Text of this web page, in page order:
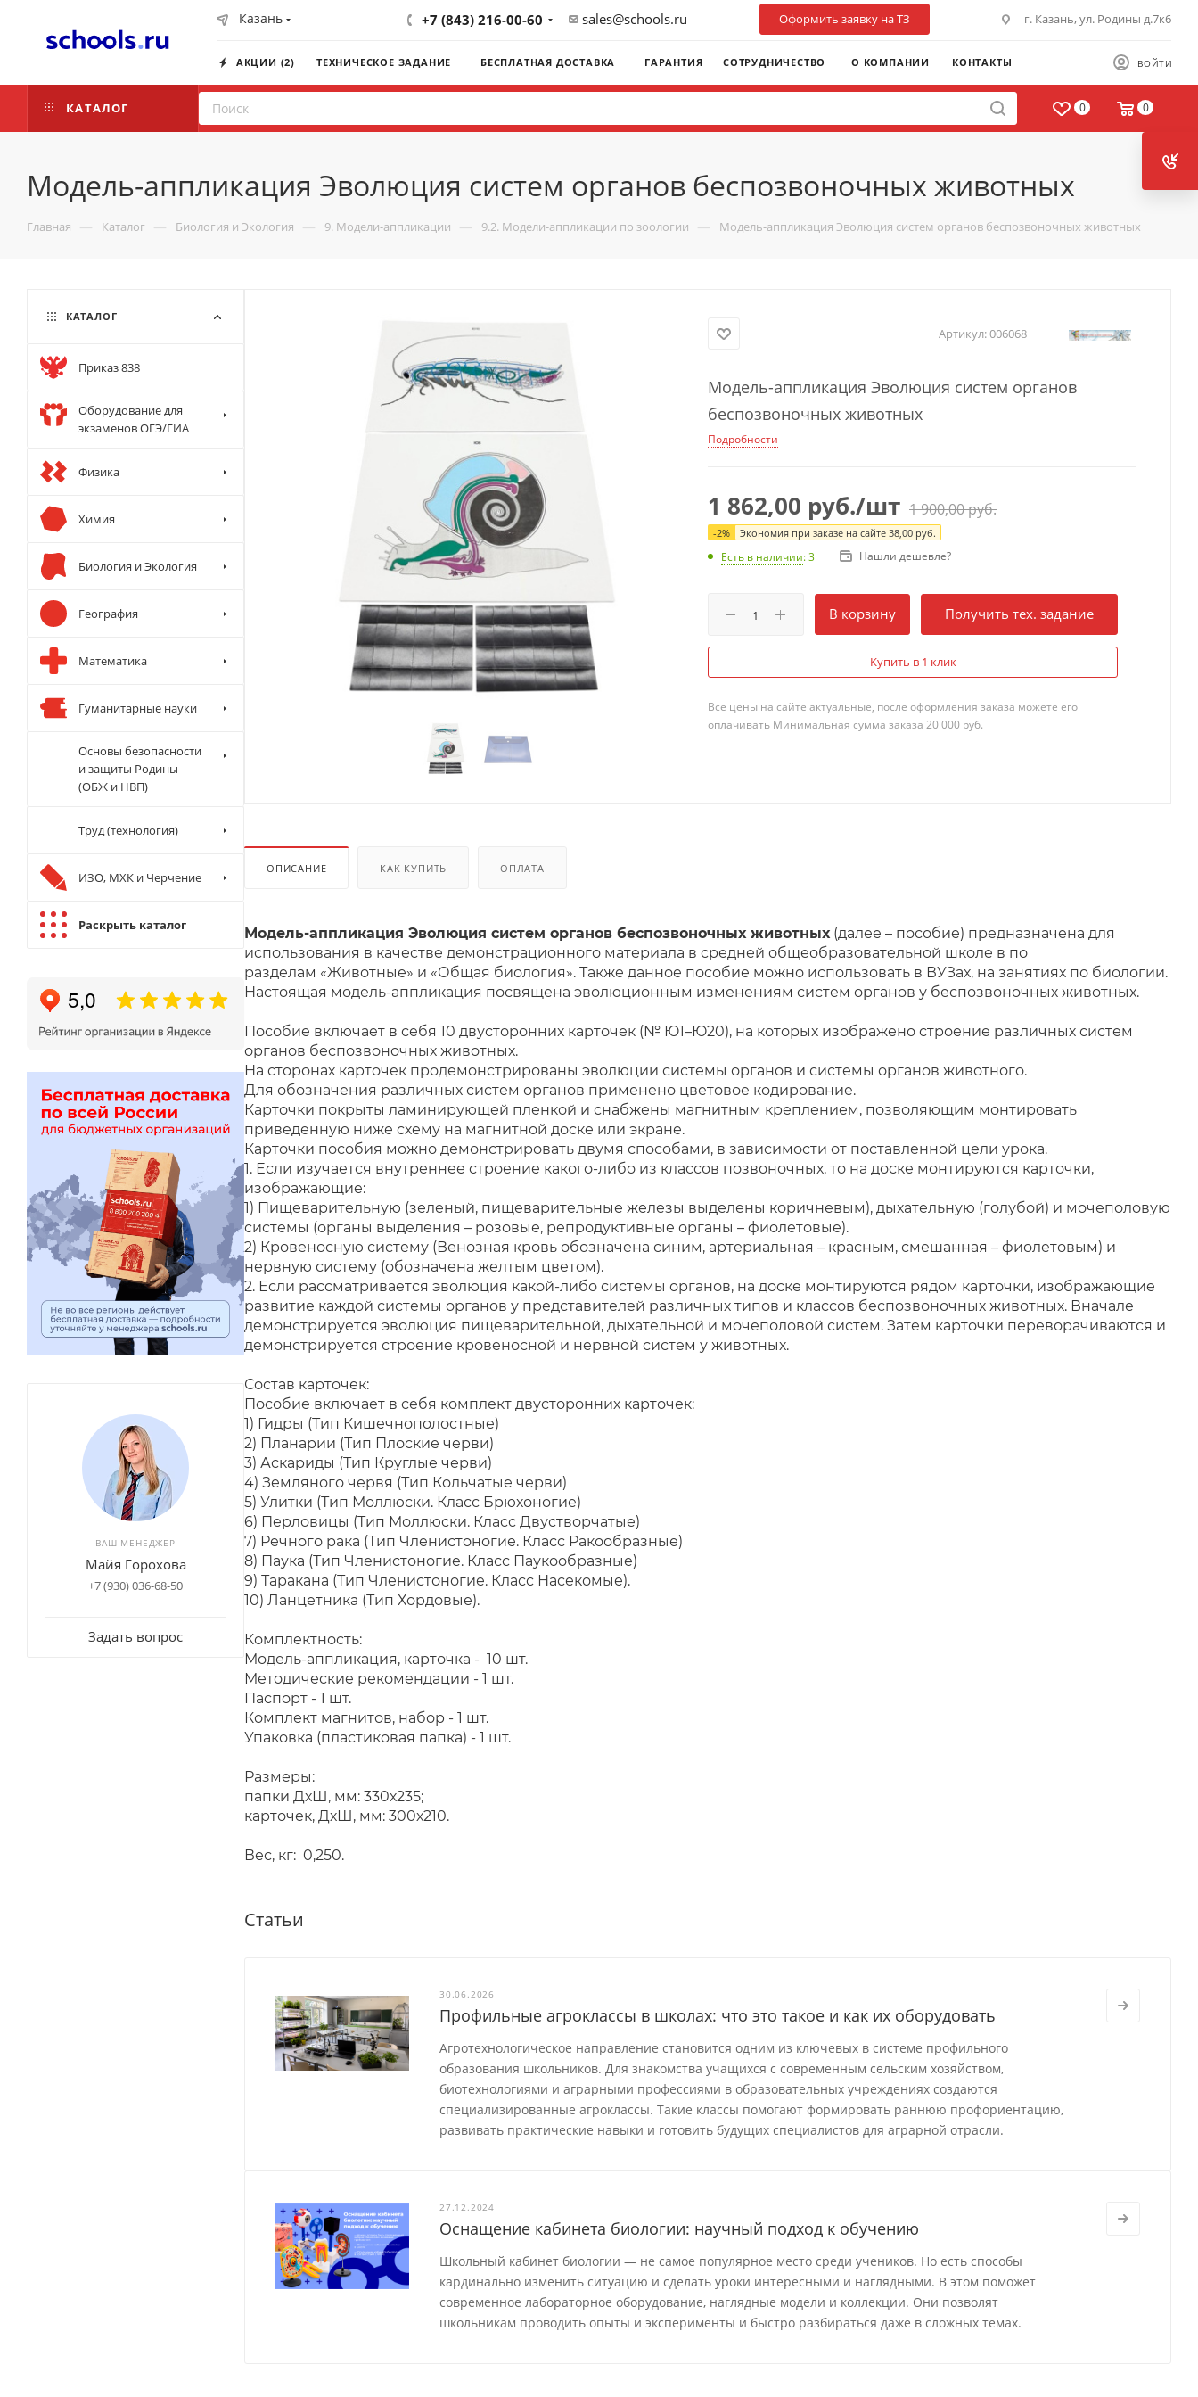
Казань +7 (843) 216-00-60 sales@schools.ru Оформить заявку на ТЗ г. Казань, ул. Родины д.7к6
ВОЙТИ
АКЦИИ (2) ТЕХНИЧЕСКОЕ ЗАДАНИЕ БЕСПЛАТНАЯ ДОСТАВКА ГАРАНТИЯ СОТРУДНИЧЕСТВО О КОМПАНИИ КОНТАКТЫ
0 0
КАТАЛОГ
Модель-аппликация Эволюция систем органов беспозвоночных животных
Главная — Каталог — Биология и Экология — 9. Модели-аппликации — 9.2. Модели-аппликации по зоологии — Модель-аппликация Эволюция систем органов беспозвоночных животных
Артикул:006068
Модель-аппликация Эволюция систем органов
беспозвоночных животных
Подробности
1 862,00 руб./шт 1 900,00руб.
-2% Экономия при заказе на сайте 38,00 руб.
Есть в наличии: 3 Нашли дешевле?
В корзину Получить тех. задание
Купить в 1 клик
Все цены на сайте актуальные, после оформления заказа можете его
оплачивать Минимальная сумма заказа 20 000 руб.
ОПИСАНИЕ КАК КУПИТЬ ОПЛАТА
Модель-аппликация Эволюция систем органов беспозвоночных животных(далее – пособие) предназначена для
использования в качестве демонстрационного материала в средней общеобразовательной школе в по
разделам «Животные» и «Общая биология». Также данное пособие можно использовать в ВУЗах, на занятиях по биологии.
Настоящая модель-аппликация посвящена эволюционным изменениям систем органов у беспозвоночных животных.
Пособие включает в себя 10 двусторонних карточек (№ Ю1–Ю20), на которых изображено строение различных систем
органов беспозвоночных животных.
На сторонах карточек продемонстрированы эволюции системы органов и системы органов животного.
Для обозначения различных систем органов применено цветовое кодирование.
Карточки покрыты ламинирующей пленкой и снабжены магнитным креплением, позволяющим монтировать
приведенную ниже схему на магнитной доске или экране.
Карточки пособия можно демонстрировать двумя способами, в зависимости от поставленной цели урока.
1. Если изучается внутреннее строение какого-либо из классов позвоночных, то на доске монтируются карточки,
изображающие:
1) Пищеварительную (зеленый, пищеварительные железы выделены коричневым), дыхательную (голубой) и мочеполовую
системы (органы выделения – розовые, репродуктивные органы – фиолетовые).
2) Кровеносную систему (Венозная кровь обозначена синим, артериальная – красным, смешанная – фиолетовым) и
нервную систему (обозначена желтым цветом).
2. Если рассматривается эволюция какой-либо системы органов, на доске монтируются рядом карточки, изображающие
развитие каждой системы органов у представителей различных типов и классов беспозвоночных животных. Вначале
демонстрируется эволюция пищеварительной, дыхательной и мочеполовой систем. Затем карточки переворачиваются и
демонстрируется строение кровеносной и нервной систем у животных.
Состав карточек:
Пособие включает в себя комплект двусторонних карточек:
1) Гидры (Тип Кишечнополостные)
2) Планарии (Тип Плоские черви)
3) Аскариды (Тип Круглые черви)
4) Земляного червя (Тип Кольчатые черви)
5) Улитки (Тип Моллюски. Класс Брюхоногие)
6) Перловицы (Тип Моллюски. Класс Двустворчатые)
7) Речного рака (Тип Членистоногие. Класс Ракообразные)
8) Паука (Тип Членистоногие. Класс Паукообразные)
9) Таракана (Тип Членистоногие. Класс Насекомые).
10) Ланцетника (Тип Хордовые).
Комплектность:
Модель-аппликация, карточка - 10 шт.
Методические рекомендации - 1 шт.
Паспорт - 1 шт.
Комплект магнитов, набор - 1 шт.
Упаковка (пластиковая папка) - 1 шт.
Размеры:
папки ДхШ, мм: 330х235;
карточек, ДхШ, мм: 300х210.
Вес, кг: 0,250.
Статьи
30.06.2026
Профильные агроклассы в школах: что это такое и как их оборудовать
Агротехнологическое направление становится одним из ключевых в системе профильного
образования школьников. Для знакомства учащихся с современным сельским хозяйством,
биотехнологиями и аграрными профессиями в образовательных учреждениях создаются
специализированные агроклассы. Такие классы помогают формировать раннюю профориентацию,
развивать практические навыки и готовить будущих специалистов для аграрной отрасли.
27.12.2024
Оснащение кабинета биологии: научный подход к обучению
Школьный кабинет биологии — не самое популярное место среди учеников. Но есть способы
кардинально изменить ситуацию и сделать уроки интересными и наглядными. В этом поможет
современное лабораторное оборудование, наглядные модели и коллекции. Они позволят
школьникам проводить опыты и эксперименты и быстро разбираться даже в сложных темах.
КАТАЛОГ
Приказ 838
Оборудование для
экзаменов ОГЭ/ГИА
Физика
Химия
Биология и Экология
География
Математика
Гуманитарные науки
Основы безопасности
и защиты Родины
(ОБЖ и НВП)
Труд (технология)
ИЗО, МХК и Черчение
Раскрыть каталог
ВАШ МЕНЕДЖЕР
Майя Горохова
+7 (930) 036-68-50
Задать вопрос